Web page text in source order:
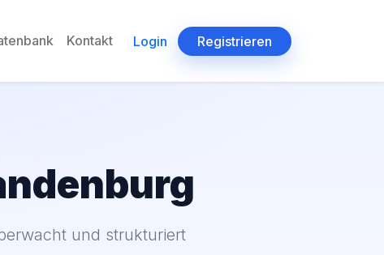
Kontakt Login Registrieren
und strukturiert